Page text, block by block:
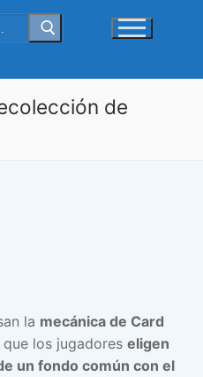
de
la mecánica de Card
los jugadores eligen
un fondo común con el